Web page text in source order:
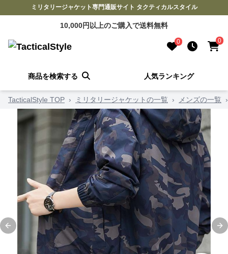
ミリタリージャケット専門通販サイト タクティカルスタイル
10,000円以上のご購入で送料無料
0 0
商品を検索する 人気ランキング
TacticalStyle TOP › ミリタリージャケットの一覧 › メンズの一覧 ›
Previous slide